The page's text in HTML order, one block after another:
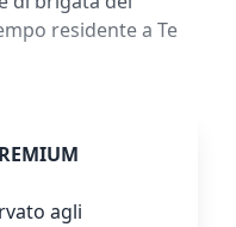
residente a Te
agli